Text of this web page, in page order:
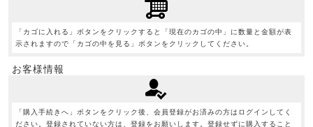
「カゴに入れる」ボタンをクリックすると「現在のカゴの中」に数量と金額が表
示されますので「カゴの中を見る」ボタンをクリックしてください。
お客様情報
「購入手続きへ」ボタンをクリック後、会員登録がお済みの方はログインしてく
ださい。登録されていない方は、登録をお願いします。登録せずに購入すること